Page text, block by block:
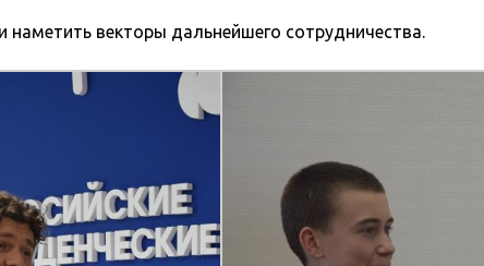
векторы дальнейшего сотрудничества.